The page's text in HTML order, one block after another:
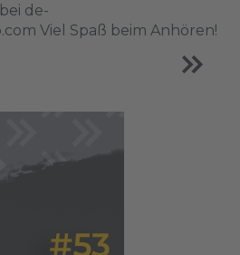
de-
Viel Spaß beim Anhören!